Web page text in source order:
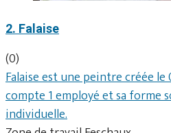
2. Falaise
(0)
Falaise est une peintre créée le
compte 1 employé et sa forme
individuelle.